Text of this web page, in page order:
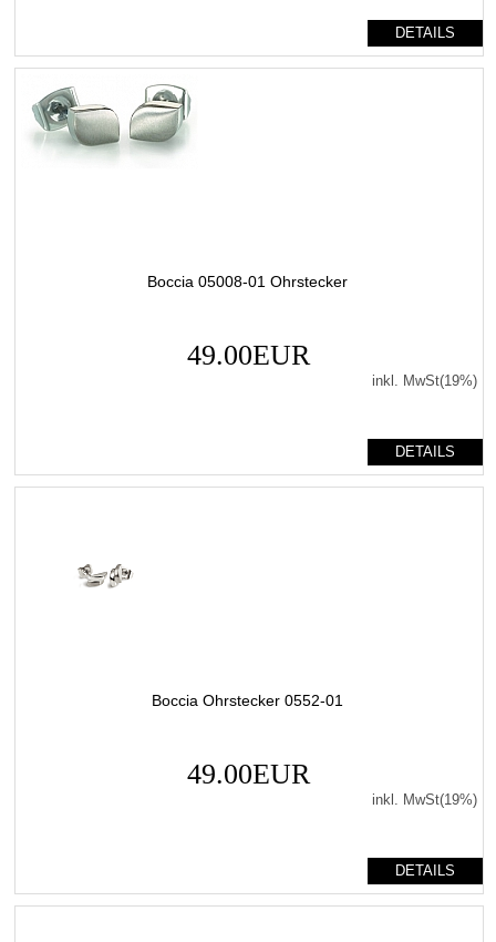
DETAILS
Boccia 05008-01 Ohrstecker
49.00EUR
inkl. MwSt(19%)
DETAILS
Boccia Ohrstecker 0552-01
49.00EUR
inkl. MwSt(19%)
DETAILS